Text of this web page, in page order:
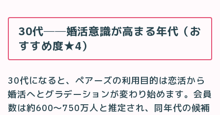
30代──婚活意識が高まる年代（お
すすめ度★4）
30代になると、ペアーズの利用目的は恋活から
婚活へとグラデーションが変わり始めます。会員
数は約600〜750万人と推定され、同年代の候補